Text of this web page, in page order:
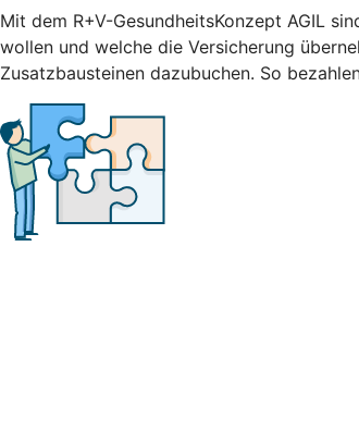
Mit dem R+V-GesundheitsKonzept AGIL
wollen und welche die Versicherung
Zusatzbausteinen dazubuchen. So